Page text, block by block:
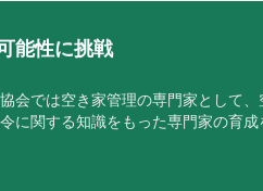
能性に挑戦
会では空き家管理の専門家として
に関する知識をもった専門家の育成